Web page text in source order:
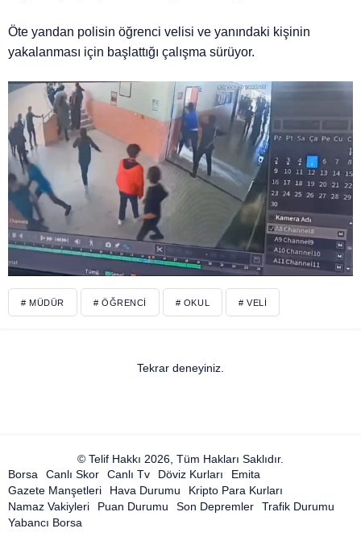
Öte yandan polisin öğrenci velisi ve yanındaki kişinin
yakalanması için başlattığı çalışma sürüyor.
# MÜDÜR # ÖĞRENCI # OKUL # VELI
Tekrar deneyiniz.
© Telif Hakkı 2026, Tüm Hakları Saklıdır.
Borsa
Canlı Skor Canlı Tv Döviz Kurları
Emita
Gazete Manşetleri
Hava Durumu
Kripto Para Kurları
Namaz Vakiyleri
Puan Durumu Son Depremler
Trafik Durumu
Yabancı Borsa